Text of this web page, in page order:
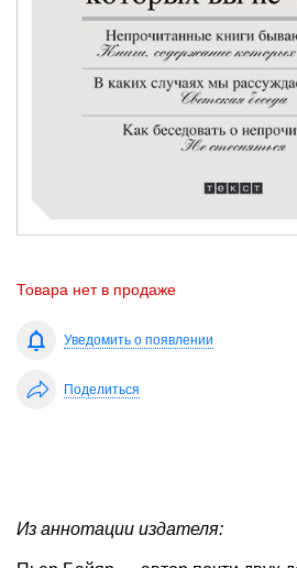
Товара нет в продаже
Уведомить о появлении
Поделиться
Из аннотации издателя: